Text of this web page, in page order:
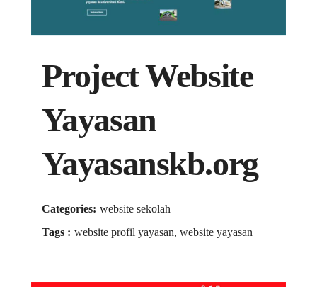
Project Website
Yayasan
Yayasanskb.org
Categories: website sekolah
Tags : website profil yayasan, website yayasan